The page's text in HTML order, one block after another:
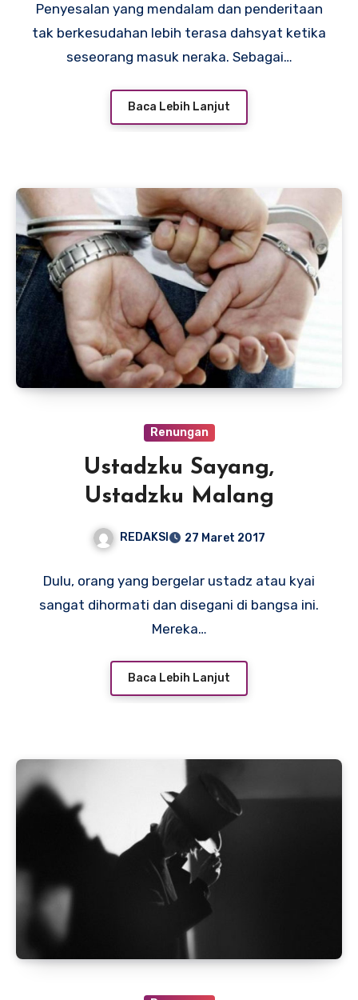
Penyesalan yang mendalam dan penderitaan
tak berkesudahan lebih terasa dahsyat ketika
seseorang masuk neraka. Sebagai…
Baca Lebih Lanjut
Renungan
Ustadzku Sayang,
Ustadzku Malang
REDAKSI 27 Maret 2017
Dulu, orang yang bergelar ustadz atau kyai
sangat dihormati dan disegani di bangsa ini.
Mereka…
Baca Lebih Lanjut